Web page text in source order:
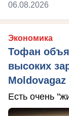
06.08.2026
Экономика
Тофан
высоких
Есть очень